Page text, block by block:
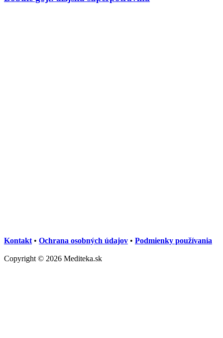
Kontakt • Ochrana osobných údajov • Podmienky používania
Copyright © 2026 Mediteka.sk